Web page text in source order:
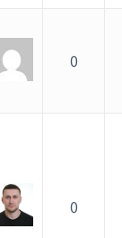
0
0